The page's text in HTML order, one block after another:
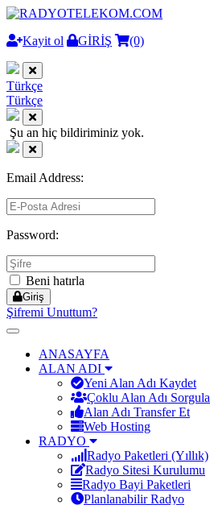
Kayit ol GİRİŞ (0)
Türkçe
Türkçe
Şu an hiç bildiriminiz yok.
Email Address:
Password:
Beni hatırla
Giriş
Şifremi Unuttum?
Toggle
navigationANASAYFA
ALAN ADI
Yeni Alan Adı Kaydet
Çoklu Alan Adı Sorgula
Alan Adı Transfer Et
Web Hosting
RADYO
Radyo Paketleri (Yıllık)
Radyo Sitesi Kurulumu
Radyo Bayi Paketleri
Planlanabilir Radyo